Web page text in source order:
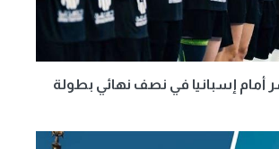
أمام إسبانيا في نصف نهائي بطولة